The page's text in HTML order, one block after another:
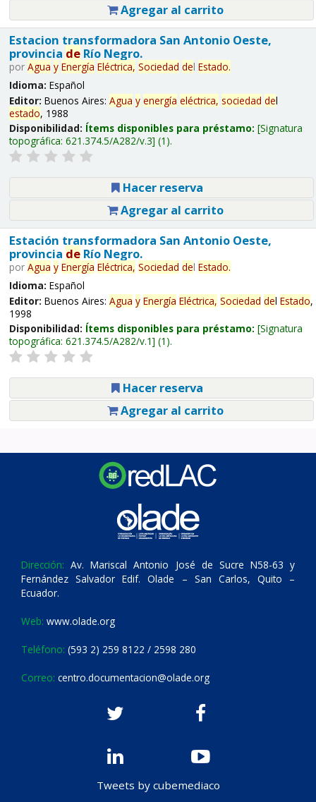
Agregar al carrito
Estacion transformadora San Antonio Oeste,
provincia deRío Negro.
por Agua y Energía Eléctrica, Sociedad del Estado.
Idioma: Español
Editor: Buenos Aires: Agua y energía eléctrica, sociedad del
estado, 1988
Disponibilidad: Ítems disponibles para préstamo: Signatura
topográfica: 621.374.5/A282/v.3 (1).
Hacer reserva
Agregar al carrito
Estación transformadora San Antonio Oeste,
provincia deRío Negro.
por Agua y Energía Eléctrica, Sociedad del Estado.
Idioma: Español
Editor: Buenos Aires: Agua y Energía Eléctrica, Sociedad del Estado,
1998
Disponibilidad: Ítems disponibles para préstamo: Signatura
topográfica: 621.374.5/A282/v.1 (1).
Hacer reserva
Agregar al carrito
Dirección: Av. Mariscal Antonio José de Sucre N58-63 y
Fernández Salvador Edif. Olade – San Carlos, Quito –
Ecuador.
Web: www.olade.org
Teléfono: (593 2) 259 8122 / 2598 280
Correo: centro.documentacion@olade.org
Tweets by cubemediaco